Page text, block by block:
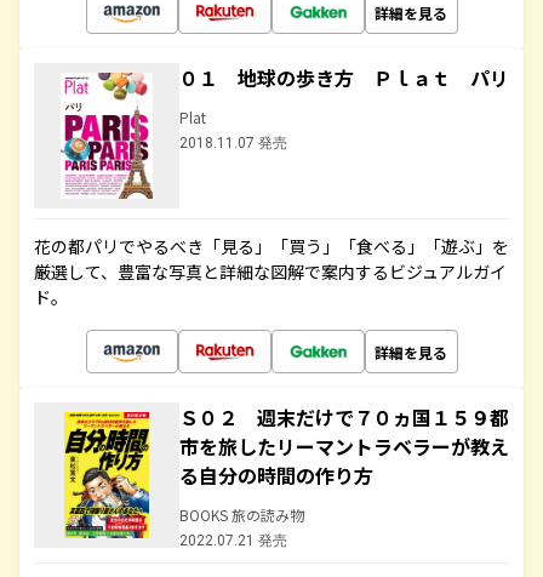
詳細を見る
０１ 地球の歩き方 Ｐｌａｔ パリ
Plat
2018.11.07 発売
花の都パリでやるべき「見る」「買う」「食べる」「遊ぶ」を
厳選して、豊富な写真と詳細な図解で案内するビジュアルガイ
ド。
詳細を見る
Ｓ０２ 週末だけで７０ヵ国１５９都
市を旅したリーマントラベラーが教え
る自分の時間の作り方
BOOKS 旅の読み物
2022.07.21 発売